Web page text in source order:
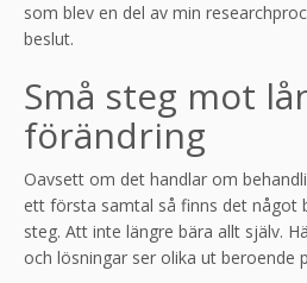
som blev en del av min
beslut.
Små steg mot
förändring
Oavsett om det handlar om
ett första samtal så finns det något
steg. Att inte längre bära allt själv.
och lösningar ser olika ut beroende